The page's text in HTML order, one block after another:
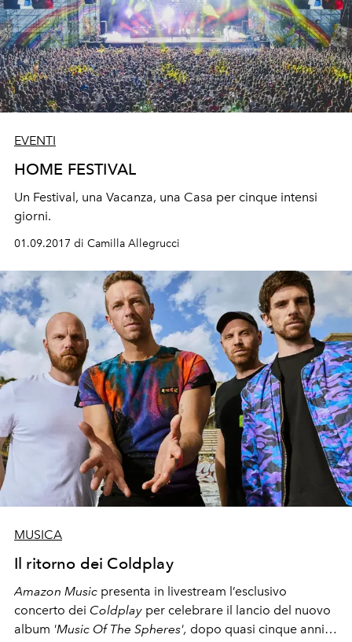
EVENTI
HOME FESTIVAL
Un Festival, una Vacanza, una Casa per cinque intensi
giorni.
01.09.2017 di Camilla Allegrucci
MUSICA
Il ritorno dei Coldplay
Amazon Music presenta in livestream l’esclusivo
concerto dei Coldplay per celebrare il lancio del nuovo
album 'Music Of The Spheres', dopo quasi cinque anni